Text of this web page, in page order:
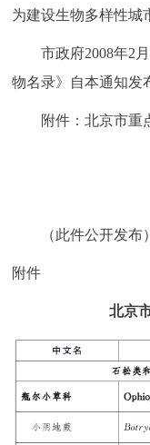
走进北京
北京概况
ENGLISH
ESPAÑOL
ITALIANO
为建设生物多样性城
市政府2008年2月
物名录》自本通知发
附件：北京市重
（此件公开发布）
附件
北京